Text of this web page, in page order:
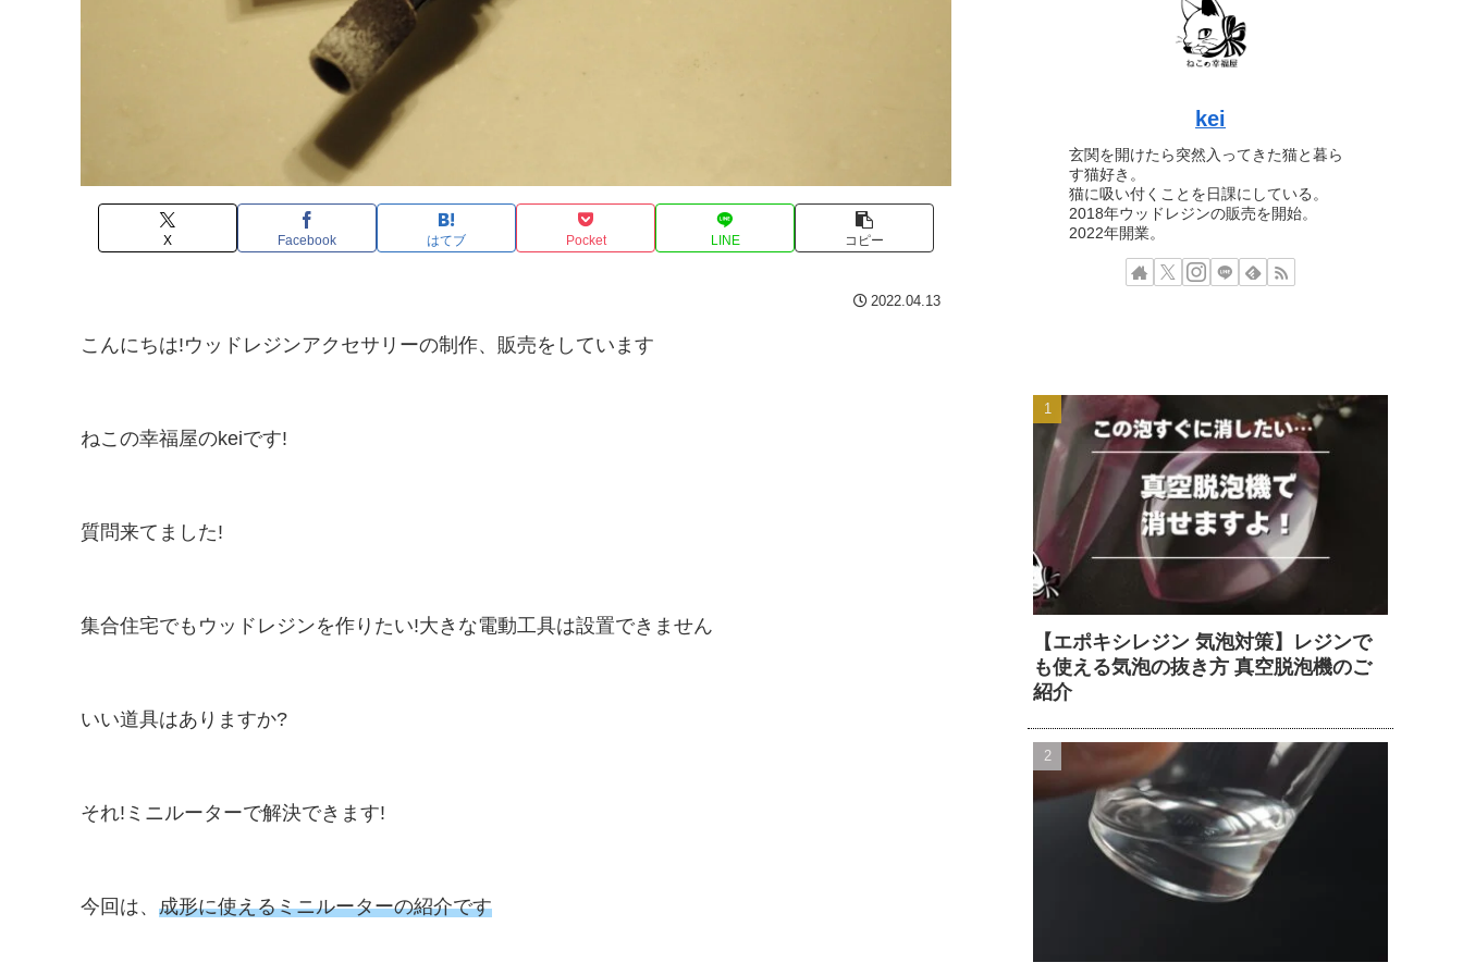
X Facebook はてブ Pocket LINE コピー
2022.04.13
こんにちは!ウッドレジンアクセサリーの制作、販売をしています
ねこの幸福屋のkeiです!
質問来てました!
集合住宅でもウッドレジンを作りたい!大きな電動工具は設置できません
いい道具はありますか?
それ!ミニルーターで解決できます!
今回は、 成形に使えるミニルーターの紹介です
kei
玄関を開けたら突然入ってきた猫と暮ら
す猫好き。
猫に吸い付くことを日課にしている。
2018年ウッドレジンの販売を開始。
2022年開業。
【エポキシレジン 気泡対策】レジンで
も使える気泡の抜き方 真空脱泡機のご
紹介